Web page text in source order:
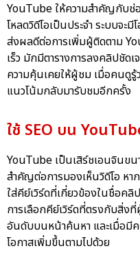
YouTube ให้ความสำคัญกับช่
โหลดวิดีโอเป็นประจำ ระบบจ
ส่งผลดีต่อการเพิ่มผู้ติดตาม
เร็ว มักมีตารางการลงคลิปชัด
ความคุ้นเคยให้ผู้ชม เมื่อคนดู
แนวโน้มกลับมารับชมอีกครั้ง
ใช้ SEO บน
YouTube เป็นเสิร์ชเอนจินข
สำคัญต่อการมองเห็นวิดีโอ ห
ใส่คีย์เวิร์ดที่เกี่ยวข้องในชื่อคลิ
การเลือกคีย์เวิร์ดที่ตรงกับสิ่ง
อันดับบนหน้าค้นหา และเมื่อ
โอกาสเพิ่มขึ้นตามไปด้วย